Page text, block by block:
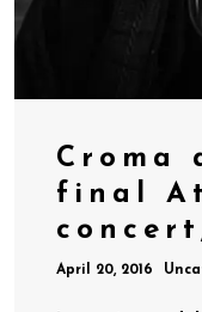
Croma
final
April 20, 2016